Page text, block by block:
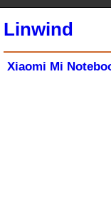
Linwind
Xiaomi Mi